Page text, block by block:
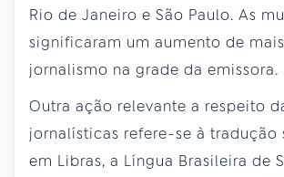
Rio de Janeiro e São Paulo. As
significaram um aumento de
jornalismo na grade da emissora.
Outra ação relevante a respeito
jornalísticas refere-se à tradução
em Libras, a Língua Brasileira de